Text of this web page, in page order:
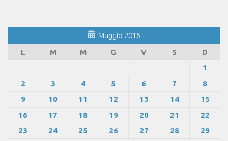
Maggio 2016
L
M M G V S
D
1
2
3 4 5 6 7
8
9
10 11 12 13 14
15
16
17 18 19 20 21
22
23
24 25 26 27 28
29